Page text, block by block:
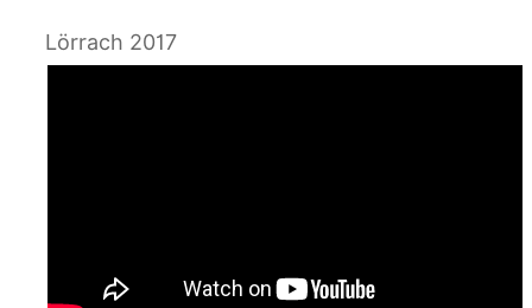
Lörrach 2017